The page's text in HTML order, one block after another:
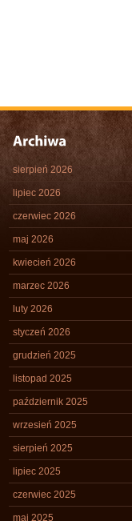
sierpień 2026
lipiec 2026
czerwiec 2026
maj 2026
kwiecień 2026
marzec 2026
luty 2026
styczeń 2026
grudzień 2025
listopad 2025
październik 2025
wrzesień 2025
sierpień 2025
lipiec 2025
czerwiec 2025
maj 2025